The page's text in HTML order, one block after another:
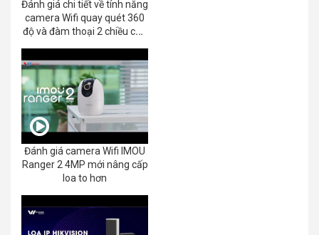
Đánh giá chi tiết về tính năng
camera Wifi quay quét 360
độ và đàm thoại 2 chiều của
Đánh giá camera Wifi IMOU
Ranger 2 4MP mới nâng cấp
loa to hơn